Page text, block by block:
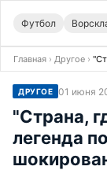
Футбол
Главная › Другое ›
ДРУГОЕ 01 июня
"Страна,
легенда